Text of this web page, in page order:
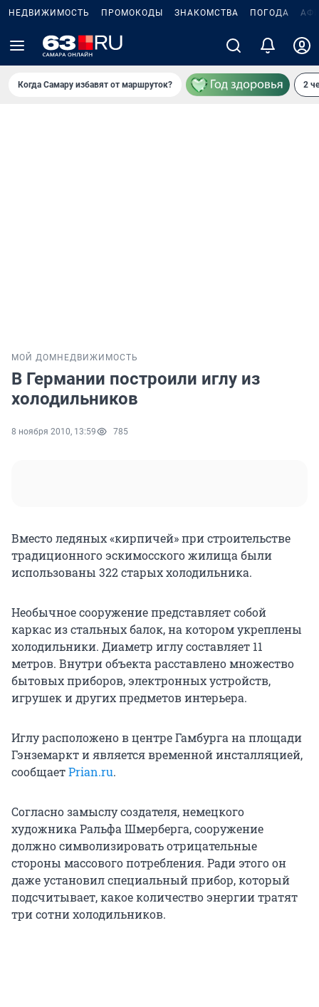
НЕДВИЖИМОСТЬ ПРОМОКОДЫ ЗНАКОМСТВА ПОГОДА
Когда Самару избавят от маршруток? 2
МОЙ ДОМ НЕДВИЖИМОСТЬ
В Германии построили иглу из
холодильников
8 ноября 2010, 13:59 785
Вместо ледяных «кирпичей» при строительстве
традиционного эскимосского жилища были
использованы 322 старых холодильника.
Необычное сооружение представляет собой
каркас из стальных балок, на котором укреплены
холодильники. Диаметр иглу составляет 11
метров. Внутри объекта расставлено множество
бытовых приборов, электронных устройств,
игрушек и других предметов интерьера.
Иглу расположено в центре Гамбурга на площади
Гэнземаркт и является временной инсталляцией,
сообщаетPrian.ru.
Согласно замыслу создателя, немецкого
художника Ральфа Шмерберга, сооружение
должно символизировать отрицательные
стороны массового потребления. Ради этого он
даже установил специальный прибор, который
подсчитывает, какое количество энергии тратят
три сотни холодильников.